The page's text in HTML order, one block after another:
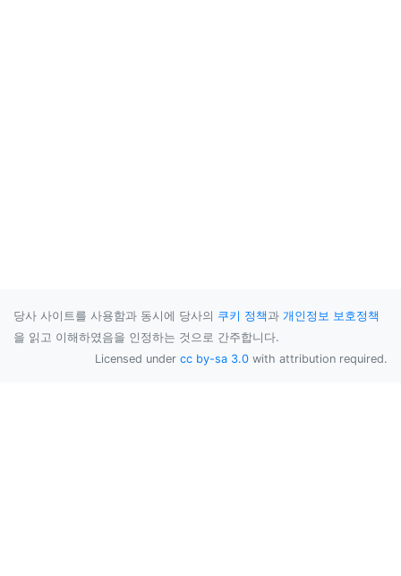
당사 사이트를 사용함과 동시에 당사의 쿠키 정책과 개인정보 보호정책
을 읽고 이해하였음을 인정하는 것으로 간주합니다.
Licensed under cc by-sa 3.0 with attribution required.